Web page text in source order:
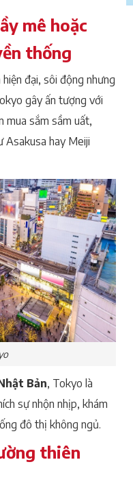
mê hoặc
thống
đại, sôi động nhưng
gây ấn tượng với
mua sắm sầm uất,
Asakusa hay Meiji
Bản, Tokyo là
sự nhộn nhịp, khám
đô thị không ngủ.
thiên